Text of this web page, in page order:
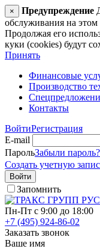
× Предупреждение
обслуживания на этом
Продолжая его
куки (cookies) будут
Принять
Финансовые
Производство
Контакты
ВойтиРегистрация
E-mail
ПарольЗабыли пароль?
Создать учетную
Войти
Запомнить
Пн-Пт с 9:00 до 18:00
+7 (495) 924-86-02
Заказать звонок
Ваше имя